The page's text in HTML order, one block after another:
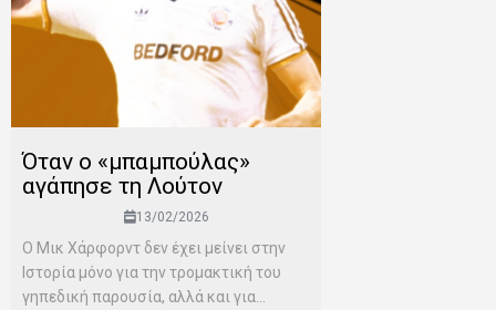
Όταν ο «μπαμπούλας»
αγάπησε τη Λούτον
13/02/2026
Ο Μικ Χάρφορντ δεν έχει μείνει στην
Ιστορία μόνο για την τρομακτική του
γηπεδική παρουσία, αλλά και για...